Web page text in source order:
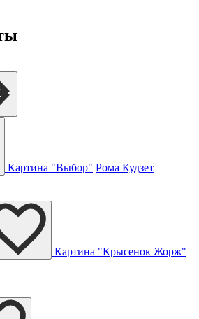
Картина "Выбор" Рома Кудзет
Картина "Крысенок Жорж"